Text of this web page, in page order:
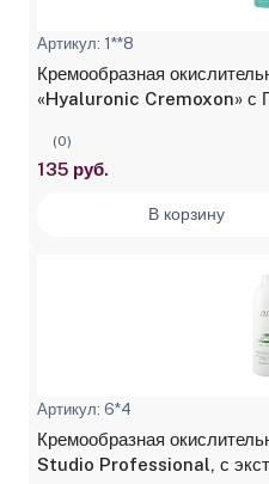
Артикул: 1**8
Кремообразная
«Hyaluronic Cremoxon» с
(0)
135 руб.
В корзину
Артикул: 6*4
Кремообразная окислительная
Studio Professional, с